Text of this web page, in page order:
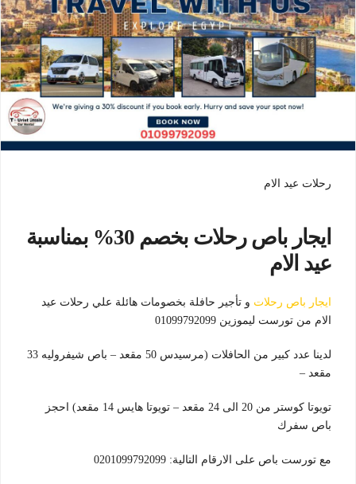
رحلات عيد الام
ايجار باص رحلات بخصم 30% بمناسبة
عيد الام
ايجار باص رحلات و تأجير حافلة بخصومات هائلة علي رحلات عيد
الام من تورست ليموزين 01099792099
لدينا عدد كبير من الحافلات (مرسيدس 50 مقعد – باص شيفروليه 33
مقعد –
تويوتا كوستر من 20 الى 24 مقعد – تويوتا هايس 14 مقعد) احجز
باص سفرك
مع تورست باص على الارقام التالية: 0201099792099